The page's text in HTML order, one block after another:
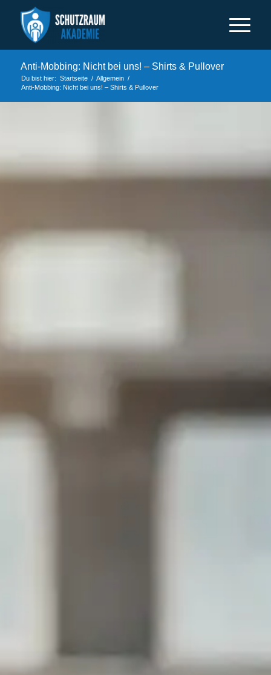
Anti-Mobbing: Nicht bei uns! – Shirts & Pullover
Du bist hier: Startseite / Allgemein /
Anti-Mobbing: Nicht bei uns! – Shirts & Pullover